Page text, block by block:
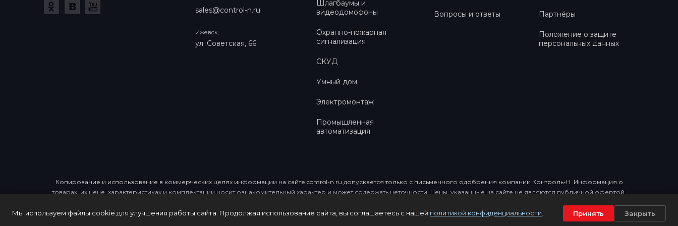
sales@control-n.ru
Ижевск,
ул. Советская, 66
Шлагбаумы и
видеодомофоны
Охранно-пожарная
сигнализация
СКУД
Умный дом
Электромонтаж
Промышленная
автоматизация
Вопросы и ответы Партнёры
Положение о защите
персональных данных
Копирование и использование в коммерческих целях информации на сайте control-n.ru допускается только с письменного одобрения компании Контроль-Н. Информация о
товарах, их цене, характеристиках и комплектации носит ознакомительный характер и может содержать неточности. Цены, указанные на сайте не являются публичной офертой.
Мы используем файлы cookie для улучшения работы сайта. Продолжая использование сайта, вы соглашаетесь с нашей политикой конфиденциальности Принять Закрыть